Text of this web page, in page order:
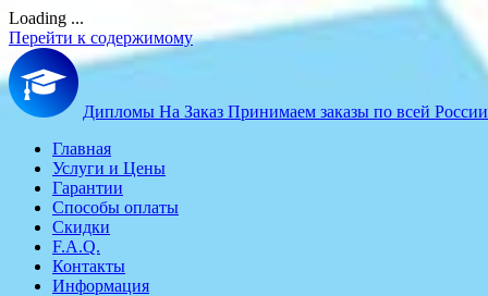
Loading ...
Перейти к содержимому
Дипломы На Заказ Принимаем заказы по всей России
Главная
Услуги и Цены
Гарантии
Способы оплаты
Скидки
F.A.Q.
Контакты
Информация